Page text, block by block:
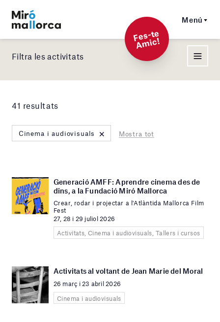
Menú
F
es-t
e
A
mi
c!
Filtra les activitats
41 resultats
Cinema i audiovisuals × Mostra tot
Generació AMFF: Aprendre cinema des de
dins, a la Fundació Miró Mallorca
Crear, rodar i projectar a l'Atlàntida Mallorca Film
Fest
27, 28 i 29 juliol 2026
Activitats, Cinema i audiovisuals, Tallers i cursos
Activitats al voltant de Jean Marie del Moral
26 març i 23 abril 2026
Cinema i audiovisuals